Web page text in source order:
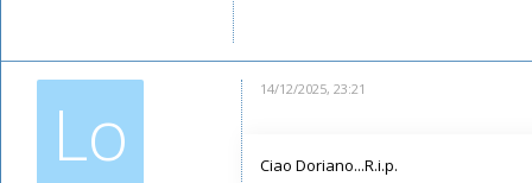
Lo 14/12/2025, 23:21
Ciao Doriano...R.i.p.